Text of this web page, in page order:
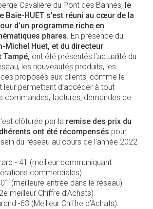
Cavalière du Pont des Bannes, le
Baie-HUET s’est réuni au cœur de la
d’un programme riche en
phares. En présence du
Michel Huet, et du directeur
Tampé, ont été présentés l’actualité du
les nouveautés produits, les
proposés aux clients, comme le
leur permettant d’accéder à tout
commandes, factures, demandes de
clôturée par la remise des prix du
ont été récompensés pour
du réseau au cours de l’année 2022
- 41 (meilleur communiquant
commerciales)
(meilleure entrée dans le réseau)
meilleur Chiffre d’Achats)
-63 (Meilleur Chiffre d’Achats).